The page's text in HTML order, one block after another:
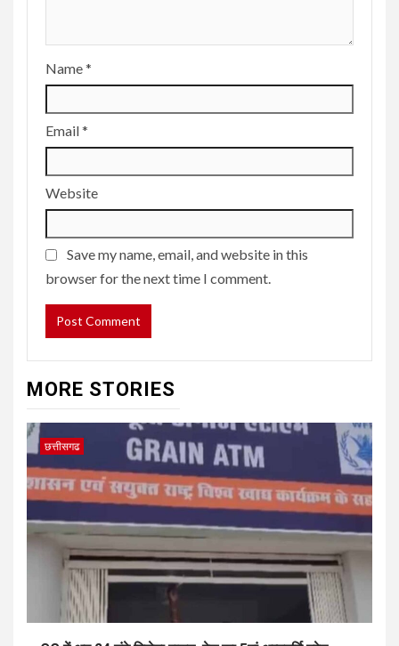
Name*
Email*
Website
Save my name, email, and website in this
browser for the next time I comment.
MORE STORIES
छत्तीसगढ